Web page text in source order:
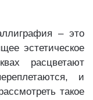
– это
эстетическое
расцветают
и
такое